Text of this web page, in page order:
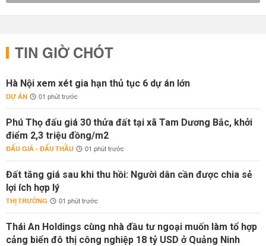
TIN GIỜ CHÓT
Hà Nội xem xét gia hạn thủ tục 6 dự án lớn
DỰ ÁN 01 phút trước
Phú Thọ đấu giá 30 thửa đất tại xã Tam Dương Bắc, khởi
điểm 2,3 triệu đồng/m2
ĐẤU GIÁ - ĐẤU THẦU 01 phút trước
Đất tăng giá sau khi thu hồi: Người dân cần được chia sẻ
lợi ích hợp lý
THỊ TRƯỜNG 01 phút trước
Thái An Holdings cùng nhà đầu tư ngoại muốn làm tổ hợp
cảng biển đô thị công nghiệp 18 tỷ USD ở Quảng Ninh